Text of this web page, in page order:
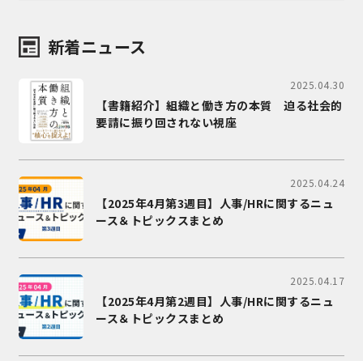
新着ニュース
2025.04.30
【書籍紹介】組織と働き方の本質 迫る社会的
要請に振り回されない視座
2025.04.24
【2025年4月第3週目】人事/HRに関するニュ
ース＆トピックスまとめ
2025.04.17
【2025年4月第2週目】人事/HRに関するニュ
ース＆トピックスまとめ